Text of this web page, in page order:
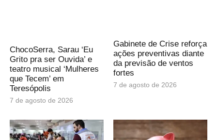
ChocoSerra, Sarau ‘Eu
Grito pra ser Ouvida’ e
teatro musical ‘Mulheres
que Tecem’ em
Teresópolis
7 de agosto de 2026
Gabinete de Crise reforça
ações preventivas diante
da previsão de ventos
fortes
7 de agosto de 2026